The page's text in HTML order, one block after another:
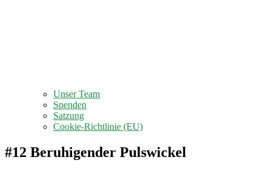
Unser Team
Spenden
Satzung
Cookie-Richtlinie (EU)
#12 Beruhigender Pulswickel